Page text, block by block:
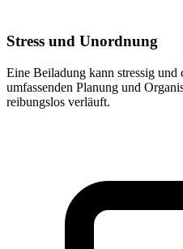
Stress und Unordnung
Eine Beiladung kann stressig und
umfassenden Planung und
reibungslos verläuft.